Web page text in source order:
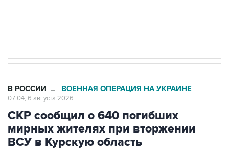
В РОССИИ → ВОЕННАЯ ОПЕРАЦИЯ НА УКРАИНЕ
07:04, 6 августа 2026
СКР сообщил о 640 погибших
мирных жителях при вторжении
ВСУ в Курскую область